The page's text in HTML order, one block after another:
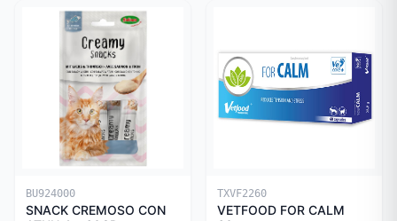
BU924000
SNACK CREMOSO CON
TXVF2260
VETFOOD FOR CALM